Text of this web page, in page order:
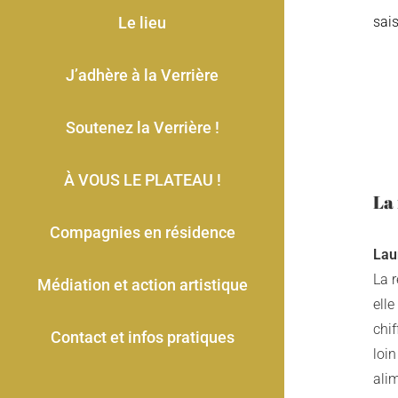
Le lieu
J’adhère à la Verrière
Soutenez la Verrière !
À VOUS LE PLATEAU !
Compagnies en résidence
Médiation et action artistique
Contact et infos pratiques
La
La
elle